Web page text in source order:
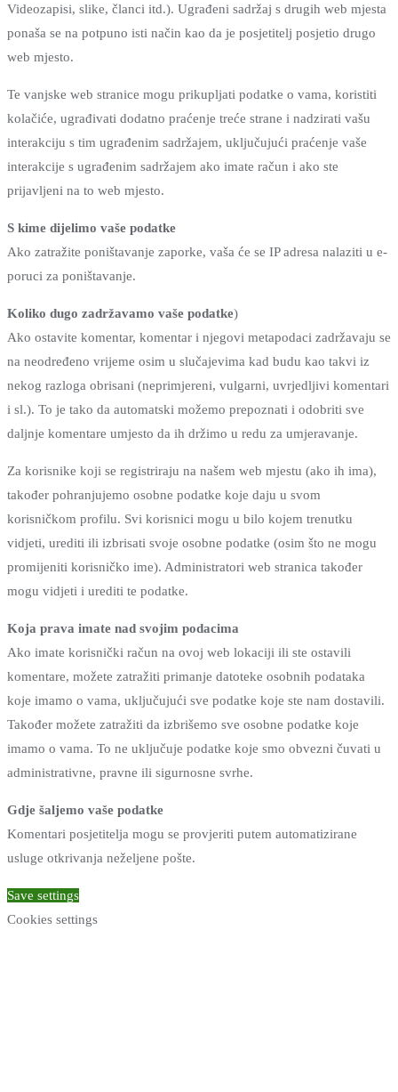
Videozapisi, slike, članci itd.). Ugrađeni sadržaj s drugih web mjesta
ponaša se na potpuno isti način kao da je posjetitelj posjetio drugo
web mjesto.
Te vanjske web stranice mogu prikupljati podatke o vama, koristiti
kolačiće, ugrađivati ​​dodatno praćenje treće strane i nadzirati vašu
interakciju s tim ugrađenim sadržajem, uključujući praćenje vaše
interakcije s ugrađenim sadržajem ako imate račun i ako ste
prijavljeni na to web mjesto.
S kime dijelimo vaše podatke
Ako zatražite poništavanje zaporke, vaša će se IP adresa nalaziti u e-
poruci za poništavanje.
Koliko dugo zadržavamo vaše podatke)
Ako ostavite komentar, komentar i njegovi metapodaci zadržavaju se
na neodređeno vrijeme osim u slučajevima kad budu kao takvi iz
nekog razloga obrisani (neprimjereni, vulgarni, uvrjedljivi komentari
i sl.). To je tako da automatski možemo prepoznati i odobriti sve
daljnje komentare umjesto da ih držimo u redu za umjeravanje.
Za korisnike koji se registriraju na našem web mjestu (ako ih ima),
također pohranjujemo osobne podatke koje daju u svom
korisničkom profilu. Svi korisnici mogu u bilo kojem trenutku
vidjeti, urediti ili izbrisati svoje osobne podatke (osim što ne mogu
promijeniti korisničko ime). Administratori web stranica također
mogu vidjeti i urediti te podatke.
Koja prava imate nad svojim podacima
Ako imate korisnički račun na ovoj web lokaciji ili ste ostavili
komentare, možete zatražiti primanje datoteke osobnih podataka
koje imamo o vama, uključujući sve podatke koje ste nam dostavili.
Također možete zatražiti da izbrišemo sve osobne podatke koje
imamo o vama. To ne uključuje podatke koje smo obvezni čuvati u
administrativne, pravne ili sigurnosne svrhe.
Gdje šaljemo vaše podatke
Komentari posjetitelja mogu se provjeriti putem automatizirane
usluge otkrivanja neželjene pošte.
Save settings
Cookies settings